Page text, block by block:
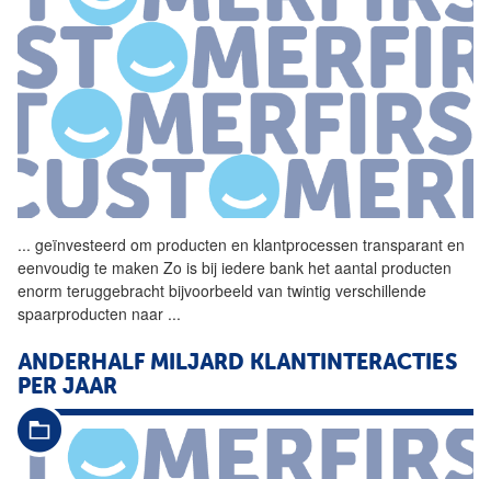
... geïnvesteerd om producten en klantprocessen transparant en
eenvoudig te maken Zo is bij iedere bank het aantal producten
enorm teruggebracht bijvoorbeeld van twintig verschillende
spaarproducten naar ...
ANDERHALF MILJARD KLANTINTERACTIES
PER JAAR